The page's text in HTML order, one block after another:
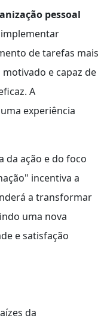
pessoal
de tarefas mais
e capaz de
A
experiência
da ação e do foco
incentiva a
a transformar
uma nova
e satisfação
da